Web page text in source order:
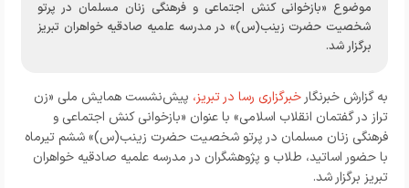
موضوع «بازخوانی کنش اجتماعی و فرهنگی زنان مسلمان در پرتو
شخصیت حضرت زینب(س)» در مدرسه علمیه صادقیه خواهران تبریز
برگزار شد.
به گزارش خبرنگار خبرگزاری رسا در تبریز، پیش‌نشست همایش ملی «زن
تراز در گفتمان انقلاب اسلامی» با عنوان «بازخوانی کنش اجتماعی و
فرهنگی زنان مسلمان در پرتو شخصیت حضرت زینب(س)» ششم تیرماه
با حضور اساتید، طلاب و پژوهشگران در مدرسه علمیه صادقیه خواهران
تبریز برگزار شد.